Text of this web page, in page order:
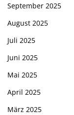
September 2025
August 2025
Juli 2025
Juni 2025
Mai 2025
April 2025
März 2025